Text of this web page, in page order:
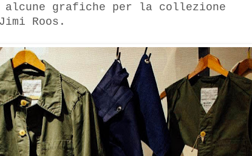
grafiche per la collezione
Roos.